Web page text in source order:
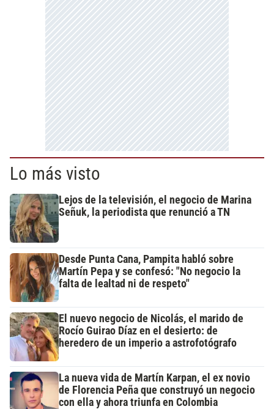
Lo más visto
Lejos de la televisión, el negocio de Marina
Señuk, la periodista que renunció a TN
Desde Punta Cana, Pampita habló sobre
Martín Pepa y se confesó: "No negocio la
falta de lealtad ni de respeto"
El nuevo negocio de Nicolás, el marido de
Rocío Guirao Díaz en el desierto: de
heredero de un imperio a astrofotógrafo
La nueva vida de Martín Karpan, el ex novio
de Florencia Peña que construyó un negocio
con ella y ahora triunfa en Colombia